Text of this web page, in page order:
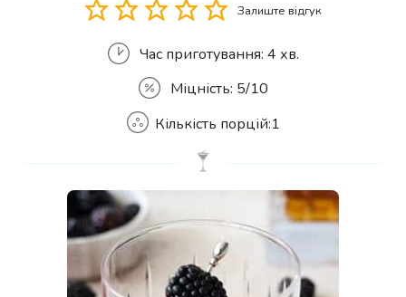
Залиште відгук
Час приготування: 4 хв.
Міцність: 5/10
Кількість порцій:1